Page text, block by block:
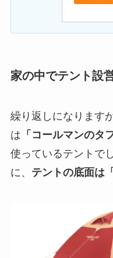
家の中でテント設
繰り返しになります
は 「コールマンのタ
使っているテントで
に、 テントの底面は